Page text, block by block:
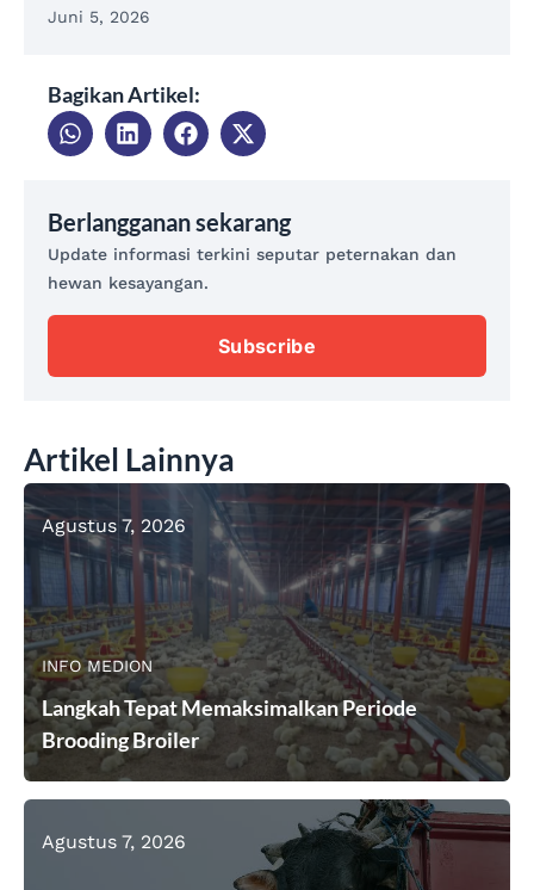
Juni 5, 2026
Bagikan Artikel:
Berlangganan sekarang
Update informasi terkini seputar peternakan dan
hewan kesayangan.
Subscribe
Artikel Lainnya
INFO MEDION
Agustus 7, 2026
Langkah Tepat Memaksimalkan Periode
Brooding Broiler
Agustus 7, 2026